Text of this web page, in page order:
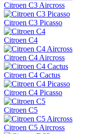
Citroen C3 Aircross
Citroen C3 Picasso
Citroen C4
Citroen C4 Aircross
Citroen C4 Cactus
Citroen C4 Picasso
Citroen C5
Citroen C5 Aircross